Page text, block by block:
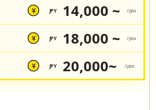
¥ JPY 14,000 ~ /pax
¥ JPY 18,000 ~ /pax
¥ JPY 20,000~ /pax